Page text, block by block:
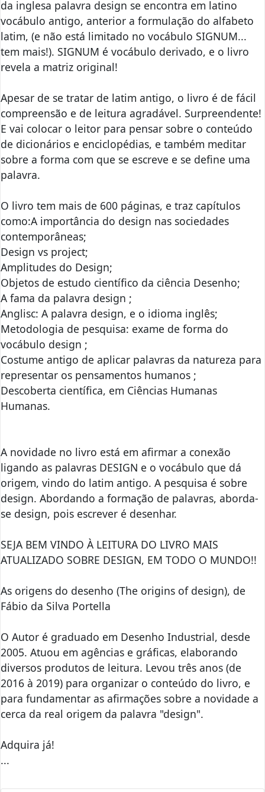
da inglesa palavra design se encontra em latino
vocábulo antigo, anterior a formulação do alfabeto
latim, (e não está limitado no vocábulo SIGNUM...
tem mais!). SIGNUM é vocábulo derivado, e o livro
revela a matriz original!
Apesar de se tratar de latim antigo, o livro é de fácil
compreensão e de leitura agradável. Surpreendente!
E vai colocar o leitor para pensar sobre o conteúdo
de dicionários e enciclopédias, e também meditar
sobre a forma com que se escreve e se define uma
palavra.
O livro tem mais de 600 páginas, e traz capítulos
como:A importância do design nas sociedades
contemporâneas;
Design vs project;
Amplitudes do Design;
Objetos de estudo científico da ciência Desenho;
A fama da palavra design ;
Anglisc: A palavra design, e o idioma inglês;
Metodologia de pesquisa: exame de forma do
vocábulo design ;
Costume antigo de aplicar palavras da natureza para
representar os pensamentos humanos ;
Descoberta científica, em Ciências Humanas
Humanas.
A novidade no livro está em afirmar a conexão
ligando as palavras DESIGN e o vocábulo que dá
origem, vindo do latim antigo. A pesquisa é sobre
design. Abordando a formação de palavras, aborda-
se design, pois escrever é desenhar.
SEJA BEM VINDO À LEITURA DO LIVRO MAIS
ATUALIZADO SOBRE DESIGN, EM TODO O MUNDO!!
As origens do desenho (The origins of design), de
Fábio da Silva Portella
O Autor é graduado em Desenho Industrial, desde
2005. Atuou em agências e gráficas, elaborando
diversos produtos de leitura. Levou três anos (de
2016 à 2019) para organizar o conteúdo do livro, e
para fundamentar as afirmações sobre a novidade a
cerca da real origem da palavra "design".
Adquira já!
...